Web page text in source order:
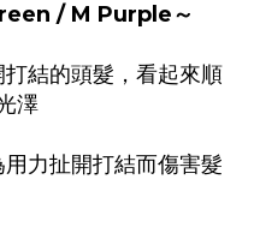
/ M Purple～
結的頭髮，看起來順
澤
力扯開打結而傷害髮